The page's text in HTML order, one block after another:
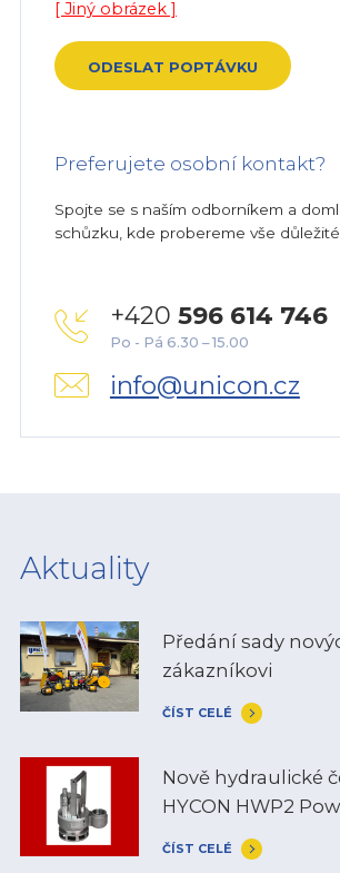
[ Jiný obrázek ]
Preferujete osobní kontakt?
Spojte se s naším odborníkem a
schůzku, kde probereme vše
+420 596 614 746
Po - Pá 6.30 – 15.00
info@unicon.cz
Aktuality
Předání sady
zákazníkovi
ČÍST CELÉ
Nově hydraulické
HYCON HWP2
ČÍST CELÉ